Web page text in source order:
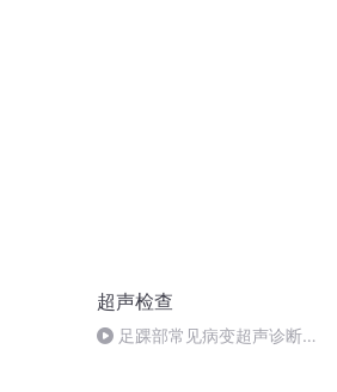
超声检查
足踝部常见病变超声诊断